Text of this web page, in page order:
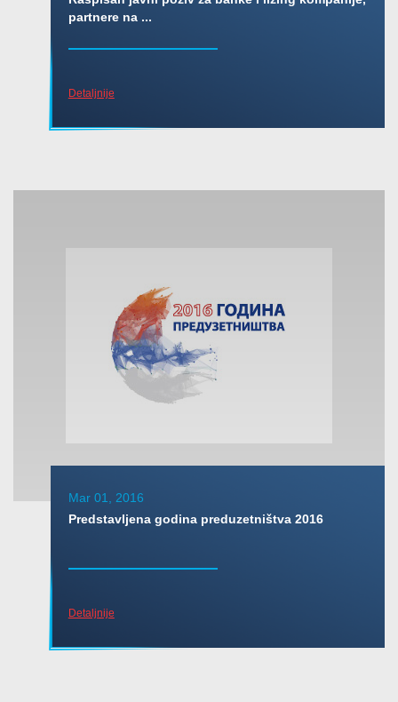
partnere na ...
Detaljnije
Mar 01, 2016
Predstavljena godina preduzetništva 2016
Detaljnije